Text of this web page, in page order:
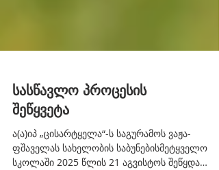
სასწავლო პროცესის
შეწყვეტა